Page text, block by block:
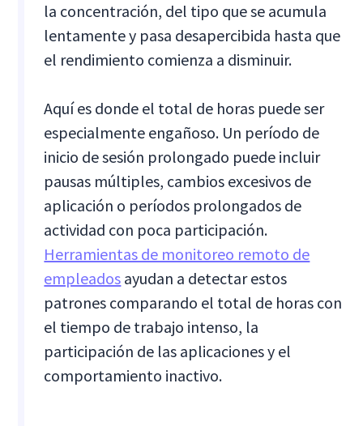
la concentración, del tipo que se acumula
lentamente y pasa desapercibida hasta que
el rendimiento comienza a disminuir.
Aquí es donde el total de horas puede ser
especialmente engañoso. Un período de
inicio de sesión prolongado puede incluir
pausas múltiples, cambios excesivos de
aplicación o períodos prolongados de
actividad con poca participación.
Herramientas de monitoreo remoto de
empleados ayudan a detectar estos
patrones comparando el total de horas con
el tiempo de trabajo intenso, la
participación de las aplicaciones y el
comportamiento inactivo.